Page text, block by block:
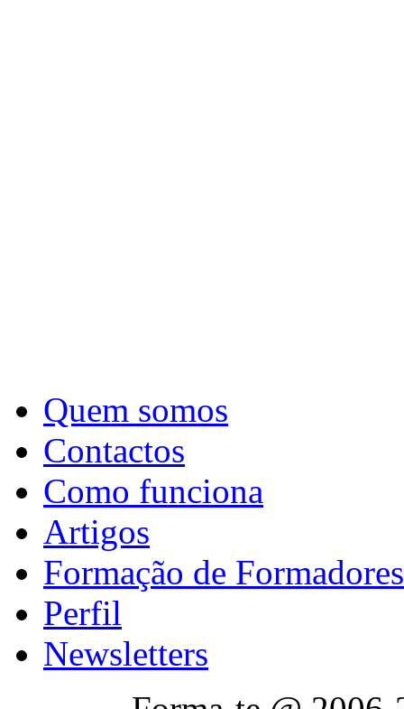
Quem somos
Contactos
Como funciona
Artigos
Formação de Formadores
Perfil
Newsletters